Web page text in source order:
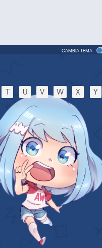
CAMBIA TEMA
T U V W X
Y